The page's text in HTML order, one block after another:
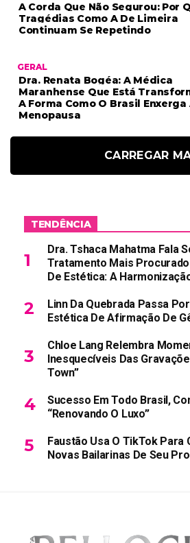
A Corda Que Não Segurou: Por
Tragédias Como A De Limeira
Continuam Se Repetindo
GERAL
Dra. Renata Bogéa: A Médica
Maranhense Que Está
A Forma Como O Brasil Enxerga
Menopausa
CARREGAR
TENDÊNCIA
Dra. Tshaca Mahatma Fala
Tratamento Mais Procurado
De Estética: A
Linn Da Quebrada Passa
Estética De Afirmação De
Chloe Lang Relembra
Inesquecíveis Das
Town”
Sucesso Em Todo Brasil,
“Renovando O Luxo”
Faustão Usa O TikTok Para
Novas Bailarinas De Seu